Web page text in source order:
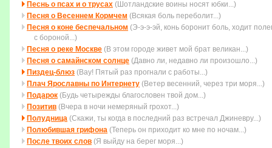
Песнь о псах и о трусах (Шотландские воины носят юбки...)
Песня о Весеннем Кормчем (Всякая боль переболит...)
Песня о коне беспечальном (Э-э-э-эй, конь боронит боль, ходит
с бороной...)
Песня о реке Москве (В этом городе живет мой брат великан...)
Песня о самайнском солнце (Давно ли, недавно ли произошло...)
Пиздец-блюз (Вау! Пятый раз прогнали с работы...)
Плач Ярославны по Интернету (Ветер весенний, через три моря...)
Подарок (Будь четыpежды благословен твой дом...)
Позитив (Вчера в ночи немеряный грохот...)
Полудница (Скажи, ты когда в последний раз встречал Джиневру...)
Полюбившая грифона (Тепеpь он пpиходит ко мне по ночам...)
После твоих слов (Я выйду на берег моря...)